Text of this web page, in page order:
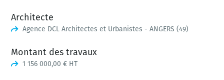
Architecte
Agence DCL Architectes et Urbanistes - ANGERS (49)
Montant des travaux
1 156 000,00 € HT